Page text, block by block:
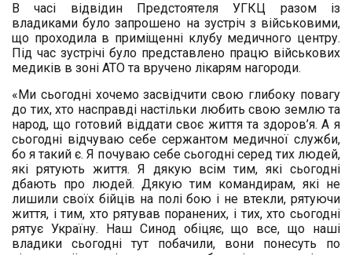
В часі відвідин Предстоятеля УГКЦ разом із
владиками було запрошено на зустріч з військовими,
що проходила в приміщенні клубу медичного центру.
Під час зустрічі було представлено працю військових
медиків в зоні АТО та вручено лікарям нагороди.
«Ми сьогодні хочемо засвідчити свою глибоку повагу
до тих, хто насправді настільки любить свою землю та
народ, що готовий віддати своє життя та здоров’я. А я
сьогодні відчуваю себе сержантом медичної служби,
бо я такий є. Я почуваю себе сьогодні серед тих людей,
які рятують життя. Я дякую всім тим, які сьогодні
дбають про людей. Дякую тим командирам, які не
лишили своїх бійців на полі бою і не втекли, рятуючи
життя, і тим, хто рятував поранених, і тих, хто сьогодні
рятує Україну. Наш Синод обіцяє, що все, що наші
владики сьогодні тут побачили, вони понесуть по